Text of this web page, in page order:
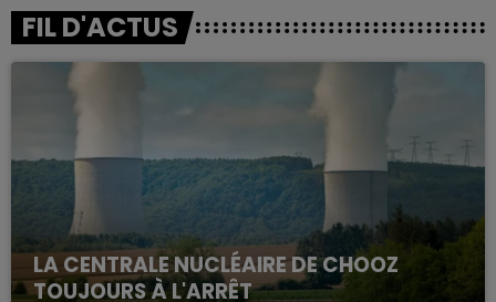
FIL D'ACTUS
LA CENTRALE NUCLÉAIRE DE CHOOZ
TOUJOURS À L'ARRÊT